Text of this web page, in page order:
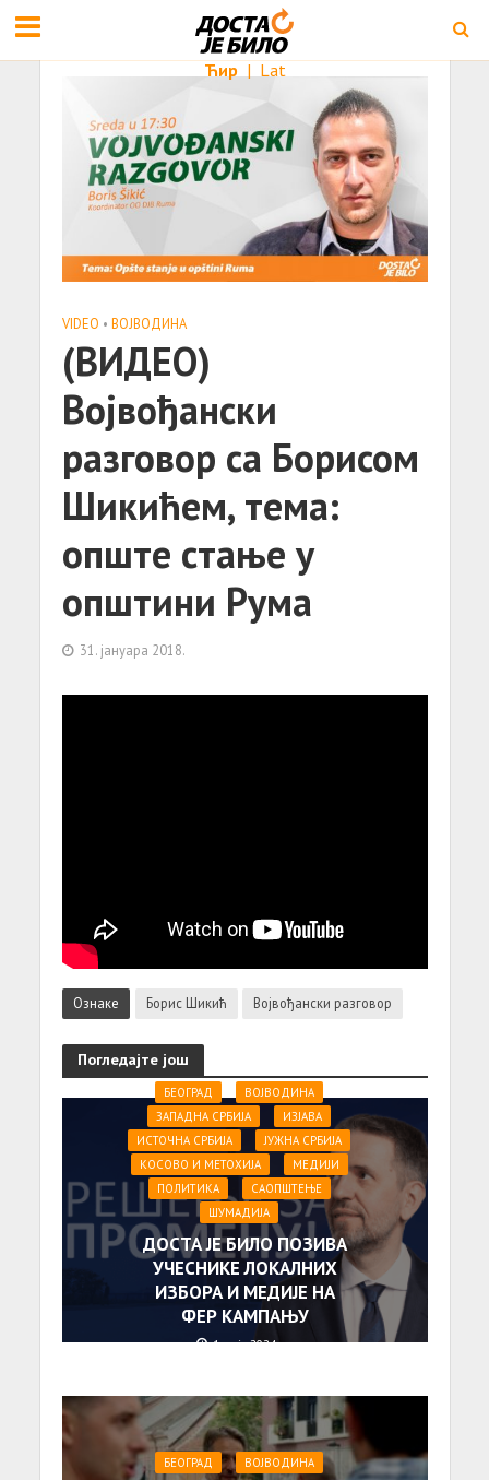
Ћир | Lat
VIDEO • ВОЈВОДИНА
(ВИДЕО)
Војвођански
разговор са Борисом
Шикићем, тема:
опште стање у
општини Рума
31. јануара 2018.
Ознаке Борис Шикић Војвођански разговор
Погледајте још
БЕОГРАД
ВОЈВОДИНА
ЗАПАДНА СРБИЈА
ИЗЈАВА
ИСТОЧНА СРБИЈА
ЈУЖНА СРБИЈА
КОСОВО И МЕТОХИЈА
МЕДИЈИ
ПОЛИТИКА
САОПШТЕЊE
ШУМАДИЈА
ДОСТА ЈЕ БИЛО ПОЗИВА
УЧЕСНИКЕ ЛОКАЛНИХ
ИЗБОРА И МЕДИЈЕ НА
ФЕР КАМПАЊУ
1. маја 2024.
БЕОГРАД ВОЈВОДИНА